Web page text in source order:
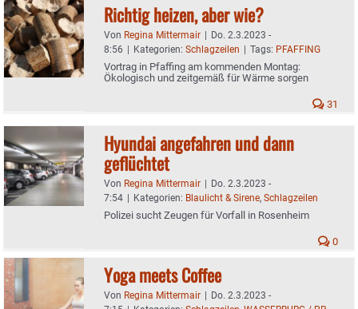
Richtig heizen, aber wie?
Von Regina Mittermair | Do. 2.3.2023 -
8:56 | Kategorien: Schlagzeilen | Tags: PFAFFING
Vortrag in Pfaffing am kommenden Montag:
Ökologisch und zeitgemäß für Wärme sorgen
31
Hyundai angefahren und dann
geflüchtet
Von Regina Mittermair | Do. 2.3.2023 -
7:54 | Kategorien: Blaulicht & Sirene, Schlagzeilen
Polizei sucht Zeugen für Vorfall in Rosenheim
0
Yoga meets Coffee
Von Regina Mittermair | Do. 2.3.2023 -